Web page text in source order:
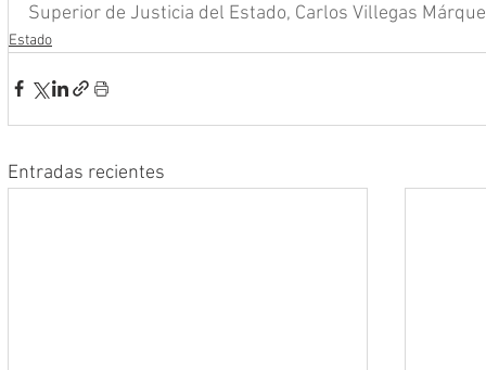
Superior de Justicia del Estado, Carlos Villegas
Estado
Entradas recientes